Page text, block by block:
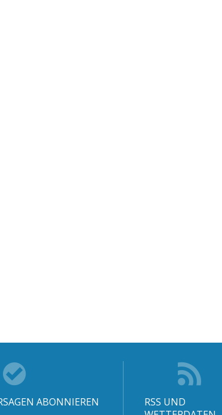
ABONNIEREN
RSS UND